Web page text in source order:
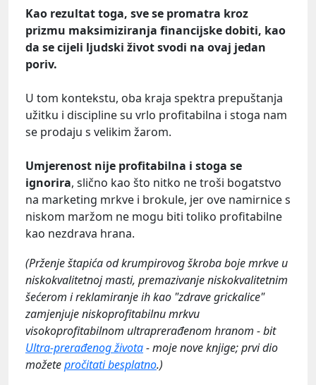
Kao rezultat toga, sve se promatra kroz
prizmu maksimiziranja financijske dobiti, kao
da se cijeli ljudski život svodi na ovaj jedan
poriv.
U tom kontekstu, oba kraja spektra prepuštanja
užitku i discipline su vrlo profitabilna i stoga nam
se prodaju s velikim žarom.
Umjerenost nije profitabilna i stoga se
ignorira, slično kao što nitko ne troši bogatstvo
na marketing mrkve i brokule, jer ove namirnice s
niskom maržom ne mogu biti toliko profitabilne
kao nezdrava hrana.
(Prženje štapića od krumpirovog škroba boje mrkve u
niskokvalitetnoj masti, premazivanje niskokvalitetnim
šećerom i reklamiranje ih kao "zdrave grickalice"
zamjenjuje niskoprofitabilnu mrkvu
visokoprofitabilnom ultraprerađenom hranom - bit
Ultra-prerađenog života- moje nove knjige; prvi dio
možetepročitati besplatno.)